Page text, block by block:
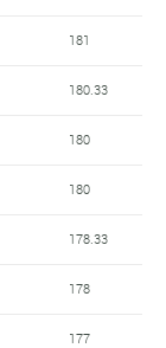
181
180.33
180
180
178.33
178
177